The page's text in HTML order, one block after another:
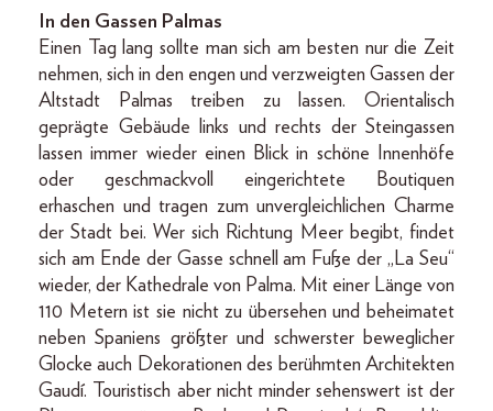
In den Gassen Palmas
Einen Tag lang sollte man sich am besten nur die Zeit
nehmen, sich in den engen und verzweigten Gassen der
Altstadt Palmas treiben zu lassen. Orientalisch
geprägte Gebäude links und rechts der Steingassen
lassen immer wieder einen Blick in schöne Innenhöfe
oder geschmackvoll eingerichtete Boutiquen
erhaschen und tragen zum unvergleichlichen Charme
der Stadt bei. Wer sich Richtung Meer begibt, findet
sich am Ende der Gasse schnell am Fuße der „La Seu“
wieder, der Kathedrale von Palma. Mit einer Länge von
110 Metern ist sie nicht zu übersehen und beheimatet
neben Spaniens größter und schwerster beweglicher
Glocke auch Dekorationen des berühmten Architekten
Gaudí. Touristisch aber nicht minder sehenswert ist der